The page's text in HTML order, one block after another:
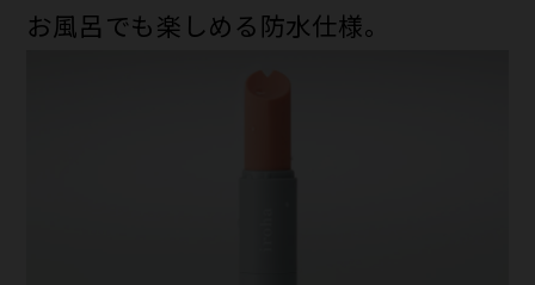
お風呂でも楽しめる防水仕様。